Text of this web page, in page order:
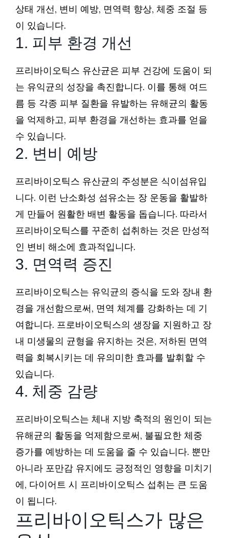
상태 개선, 변비 예방, 면역력 향상, 체중 조절 등
이 있습니다.
1. 피부 환경 개선
프리바이오틱스 유산균은 피부 건강에 도움이 되
는 유익균의 성장을 촉진합니다. 이를 통해 여드
름 등 각종 피부 질환을 유발하는 유해균의 활동
을 억제하고, 피부 환경을 개선하는 효과를 얻을
수 있습니다.
2. 변비 예방
프리바이오틱스 유산균의 주성분은 식이섬유입
니다. 이런 난소화성 섬유소는 장 운동을 활발하
게 만들어 원활한 배변 활동을 돕습니다. 따라서
프리바이오틱스를 꾸준히 섭취하는 것은 만성적
인 변비 해소에 효과적입니다.
3. 면역력 증진
프리바이오틱스는 유익균의 증식을 도와 장내 환
경을 개선함으로써, 면역 체계를 강화하는 데 기
여합니다. 프로바이오틱스의 생장을 지원하고 장
내 미생물의 균형을 유지하는 것은, 저하된 면역
력을 회복시키는 데 유의미한 효과를 발휘할 수
있습니다.
4. 체중 감량
프리바이오틱스는 체내 지방 축적의 원인이 되는
유해균의 활동을 억제함으로써, 불필요한 체중
증가를 예방하는 데 도움을 줄 수 있습니다. 뿐만
아니라 포만감 유지에도 긍정적인 영향을 미치기
에, 다이어트 시 프리바이오틱스 섭취는 큰 도움
이 됩니다.
프리바이오틱스가 많은